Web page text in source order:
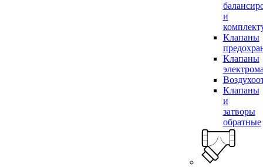
и
Клапаны
Клапаны
Клапаны
и
затворы
обратные